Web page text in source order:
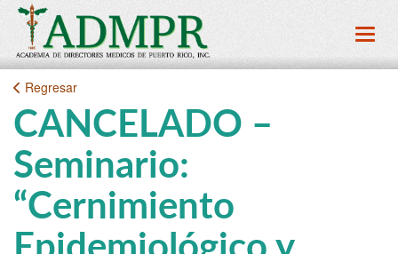
Regresar
CANCELADO –
Seminario:
“Cernimiento